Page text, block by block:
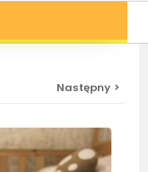
Następny >